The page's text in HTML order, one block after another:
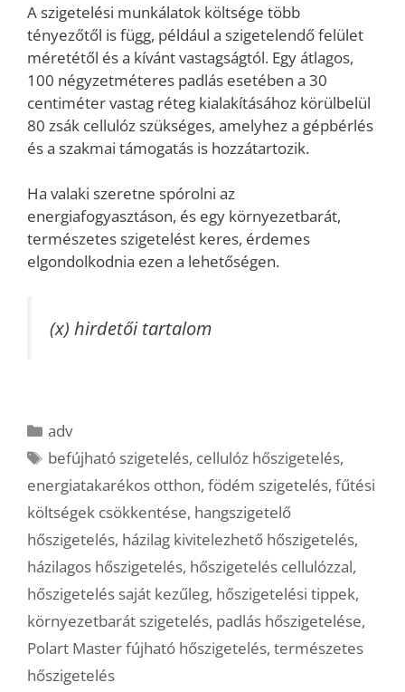
A szigetelési munkálatok költsége több
tényezőtől is függ, például a szigetelendő felület
méretétől és a kívánt vastagságtól. Egy átlagos,
100 négyzetméteres padlás esetében a 30
centiméter vastag réteg kialakításához körülbelül
80 zsák cellulóz szükséges, amelyhez a gépbérlés
és a szakmai támogatás is hozzátartozik.
Ha valaki szeretne spórolni az
energiafogyasztáson, és egy környezetbarát,
természetes szigetelést keres, érdemes
elgondolkodnia ezen a lehetőségen.
(x) hirdetői tartalom
Kategória
adv
Címkék
befújható szigetelés, cellulóz hőszigetelés,
energiatakarékos otthon, födém szigetelés, fűtési
költségek csökkentése, hangszigetelő
hőszigetelés, házilag kivitelezhető hőszigetelés,
házilagos hőszigetelés, hőszigetelés cellulózzal,
hőszigetelés saját kezűleg, hőszigetelési tippek,
környezetbarát szigetelés, padlás hőszigetelése,
Polart Master fújható hőszigetelés, természetes
hőszigetelés